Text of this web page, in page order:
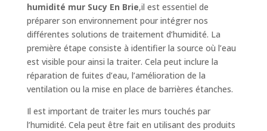
humidité mur Sucy En Brie,il est essentiel de
préparer son environnement pour intégrer nos
différentes solutions de traitement d’humidité. La
première étape consiste à identifier la source où l’eau
est visible pour ainsi la traiter. Cela peut inclure la
réparation de fuites d’eau, l’amélioration de la
ventilation ou la mise en place de barrières étanches.
Il est important de traiter les murs touchés par
l’humidité. Cela peut être fait en utilisant des produits